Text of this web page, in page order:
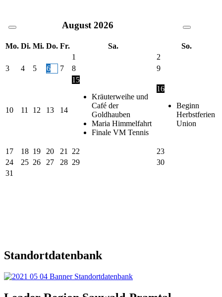
August 2026
Mo. Di. Mi. Do. Fr. Sa.
So.
1
2
3
4 5 6 7 8 9
10 11 12 13 14
15
Kräuterweihe und
Café der
Goldhauben
Maria Himmelfahrt
Finale VM Tennis
16
Beginn
Herbstferien
Union
17 18 19 20 21 22
23
24
25 26 27 28 29
30
31
Standortdatenbank